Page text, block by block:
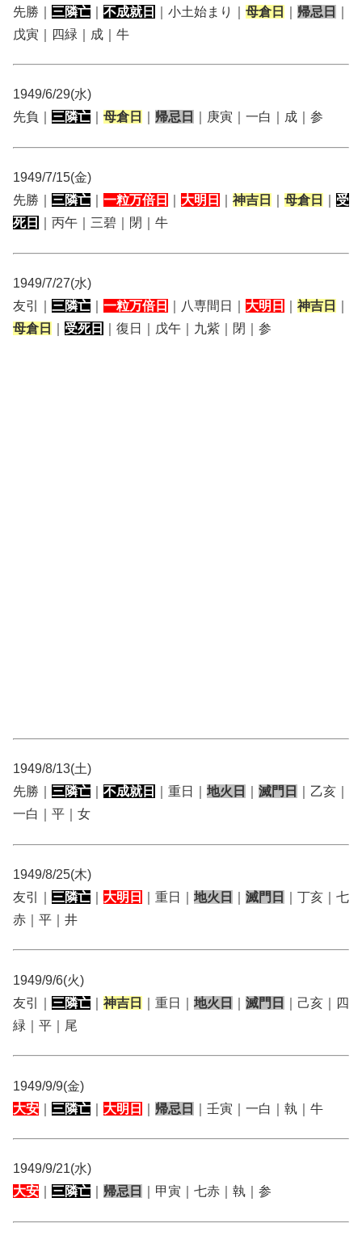
先勝｜ 三隣亡 不成就日 ｜小土始まり｜ 母倉日 帰忌日
戊寅｜四緑｜成｜牛
1949/6/29(水)
先負｜ 三隣亡 母倉日 帰忌日 ｜庚寅｜一白｜成｜参
1949/7/15(金)
先勝｜ 三隣亡 一粒万倍日 大明日 神吉日 母倉日
受
死日
｜丙午｜三碧｜閉｜牛
1949/7/27(水)
友引｜ 三隣亡 一粒万倍日 ｜八専間日｜ 大明日 神吉日
母倉日
受死日 ｜復日｜戊午｜九紫｜閉｜参
1949/8/13(土)
先勝｜ 三隣亡 不成就日 ｜重日｜ 地火日 滅門日
｜乙亥｜
一白｜平｜女
1949/8/25(木)
友引｜ 三隣亡 大明日 ｜重日｜ 地火日 滅門日
｜丁亥｜七
赤｜平｜井
1949/9/6(火)
友引｜ 三隣亡 神吉日 ｜重日｜ 地火日 滅門日
｜己亥｜四
緑｜平｜尾
1949/9/9(金)
大安
三隣亡 大明日 帰忌日 ｜壬寅｜一白｜執｜牛
1949/9/21(水)
大安
三隣亡 帰忌日 ｜甲寅｜七赤｜執｜参